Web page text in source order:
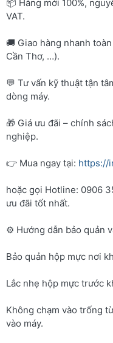
📦 Hàng mới 100%,
VAT.
🚚 Giao hàng nhanh
Cần Thơ, …).
💬 Tư vấn kỹ thuật tận
dòng máy.
🎁 Giá ưu đãi – chính
nghiệp.
👉 Mua ngay tại: https://
hoặc gọi Hotline: 0906
ưu đãi tốt nhất.
⚙️ Hướng dẫn bảo quản
Bảo quản hộp mực nơi
Lắc nhẹ hộp mực trước
Không chạm vào trống
vào máy.